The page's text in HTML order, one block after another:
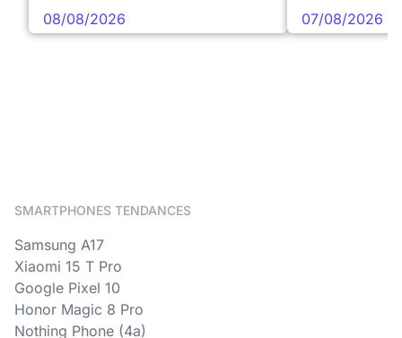
08/08/2026 07/08/2026
SMARTPHONES TENDANCES
Samsung A17
Xiaomi 15 T Pro
Google Pixel 10
Honor Magic 8 Pro
Nothing Phone (4a)